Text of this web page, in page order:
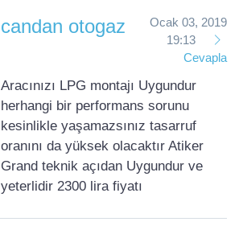
candan otogaz
Ocak 03, 2019
19:13
Cevapla
Aracınızı LPG montajı Uygundur
herhangi bir performans sorunu
kesinlikle yaşamazsınız tasarruf
oranını da yüksek olacaktır Atiker
Grand teknik açıdan Uygundur ve
yeterlidir 2300 lira fiyatı